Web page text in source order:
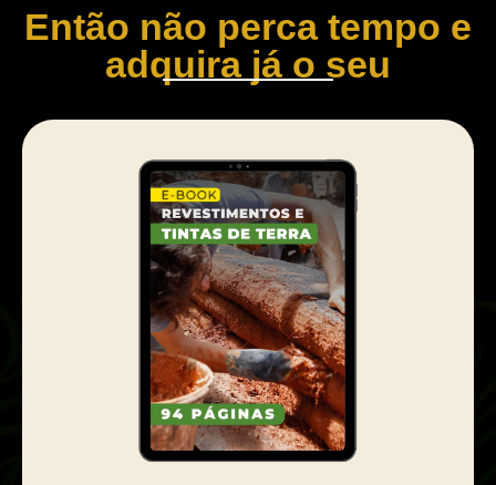
Então não perca tempo e
adquira já o seu